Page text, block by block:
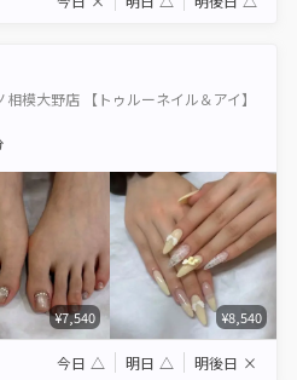
相模大野店 【トゥルーネイル＆アイ】
¥7,540 ¥8,540
今日 △ 明日 △ 明後日 ×